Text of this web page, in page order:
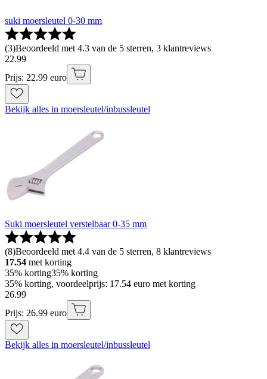
suki moersleutel 0-30 mm
(3)Beoordeeld met 4.3 van de 5 sterren, 3 klantreviews
22.99
Prijs: 22.99 euro
Bekijk alles in moersleutel/inbussleutel
Suki moersleutel verstelbaar 0-35 mm
(8)Beoordeeld met 4.4 van de 5 sterren, 8 klantreviews
17.54 met korting
35% korting35% korting
35% korting, voordeelprijs: 17.54 euro met korting
26.99
Prijs: 26.99 euro
Bekijk alles in moersleutel/inbussleutel